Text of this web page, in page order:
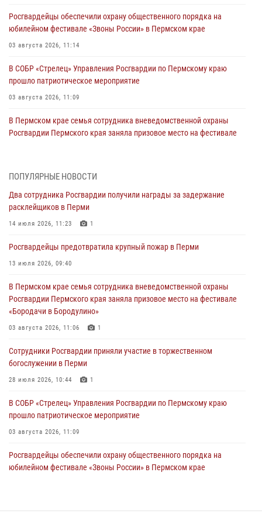
Росгвардейцы обеспечили охрану общественного порядка на
юбилейном фестивале «Звоны России» в Пермском крае
03 августа 2026, 11:14
В СОБР «Стрелец» Управления Росгвардии по Пермскому краю
прошло патриотическое мероприятие
03 августа 2026, 11:09
В Пермском крае семья сотрудника вневедомственной охраны
Росгвардии Пермского края заняла призовое место на фестивале
юных спортсменов
03 августа 2026, 10:59
30 июля 2026, 05:19
богослужении в Перми
28 июля 2026, 10:44
Росгвардейцы оказали силовую поддержку при задержании
28 июля 2026, 06:15
ПОПУЛЯРНЫЕ НОВОСТИ
Два сотрудника Росгвардии получили награды за задержание
расклейщиков в Перми
14 июля 2026, 11:23 1
Росгвардейцы предотвратила крупный пожар в Перми
13 июля 2026, 09:40
В Пермском крае семья сотрудника вневедомственной охраны
Росгвардии Пермского края заняла призовое место на фестивале
«Бородачи в Бородулино»
03 августа 2026, 11:06 1
Сотрудники Росгвардии приняли участие в торжественном
богослужении в Перми
28 июля 2026, 10:44 1
В СОБР «Стрелец» Управления Росгвардии по Пермскому краю
прошло патриотическое мероприятие
03 августа 2026, 11:09
Росгвардейцы обеспечили охрану общественного порядка на
юбилейном фестивале «Звоны России» в Пермском крае